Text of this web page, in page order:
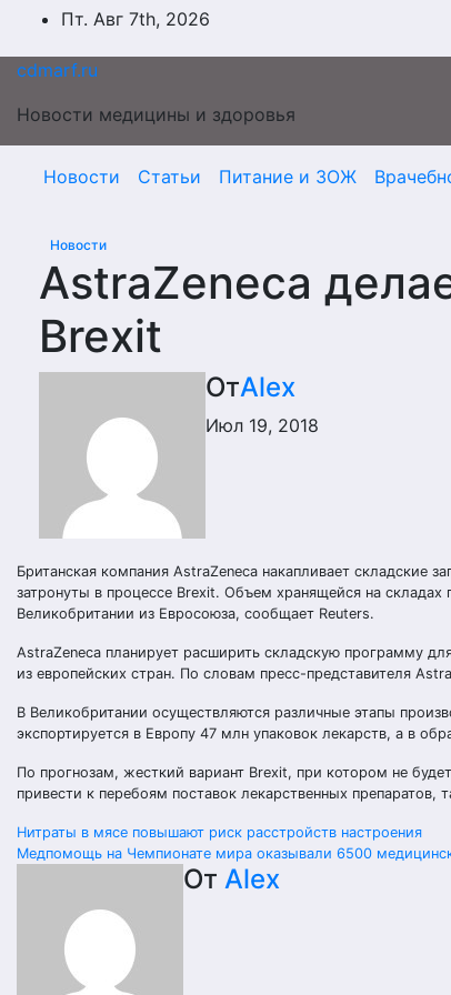
Перейти
содержимому
Пт. Авг 7th, 2026
cdmarf.ru
Новости медицины и здоровья
Новости Статьи Питание и ЗОЖ
Новости
AstraZeneca
Brexit
ОтAlex
Июл 19, 2018
Британская компания AstraZeneca накапливает складские
затронуты в процессе Brexit. Объем хранящейся на
Великобритании из Евросоюза, сообщает Reuters.
AstraZeneca планирует расширить складскую программу
из европейских стран. По словам пресс-представителя
В Великобритании осуществляются различные этапы
экспортируется в Европу 47 млн упаковок лекарств, а в
По прогнозам, жесткий вариант Brexit, при котором не
привести к перебоям поставок лекарственных
Навигация
записям
Нитраты в мясе повышают риск расстройств настроения
Медпомощь на Чемпионате мира оказывали 6500
От Alex